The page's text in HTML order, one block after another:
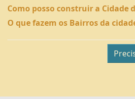
Como posso construir a Cidade
O que fazem os Bairros da